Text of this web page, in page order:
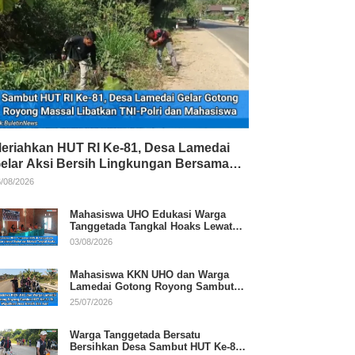
HUT RI Ke-81, Desa Lamedai
Aksi Bersih Lingkungan Bersama
Polri
08/2026
Mahasiswa UHO Edukasi Warga
Tanggetada Tangkal Hoaks Lewat
Program Literasi
03/08/2026
Mahasiswa KKN UHO dan Warga
Lamedai Gotong Royong Sambut
HUT Ke-81 RI
25/07/2026
Warga Tanggetada Bersatu
Bersihkan Desa Sambut HUT Ke-81